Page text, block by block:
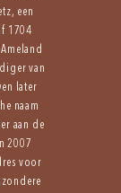
een
1704
van
later
naam
aan de
2007
voor